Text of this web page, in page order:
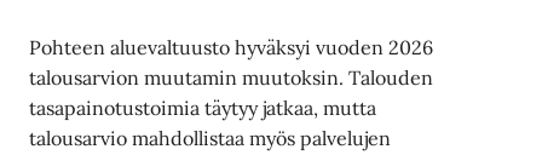
Pohteen aluevaltuusto hyväksyi vuoden 2026
talousarvion muutamin muutoksin. Talouden
tasapainotustoimia täytyy jatkaa, mutta
talousarvio mahdollistaa myös palvelujen